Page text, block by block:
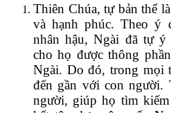
Thiên Chúa, tự bản thể
và hạnh phúc. Theo ý
nhân hậu, Ngài đã tự
cho họ được thông
Ngài. Do đó, trong mọi
đến gần với con người.
người, giúp họ tìm